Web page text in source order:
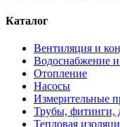
Каталог
Вентиляция и
Водоснабжение и
Отопление
Насосы
Измерительные
Трубы, фитинги,
Тепловая